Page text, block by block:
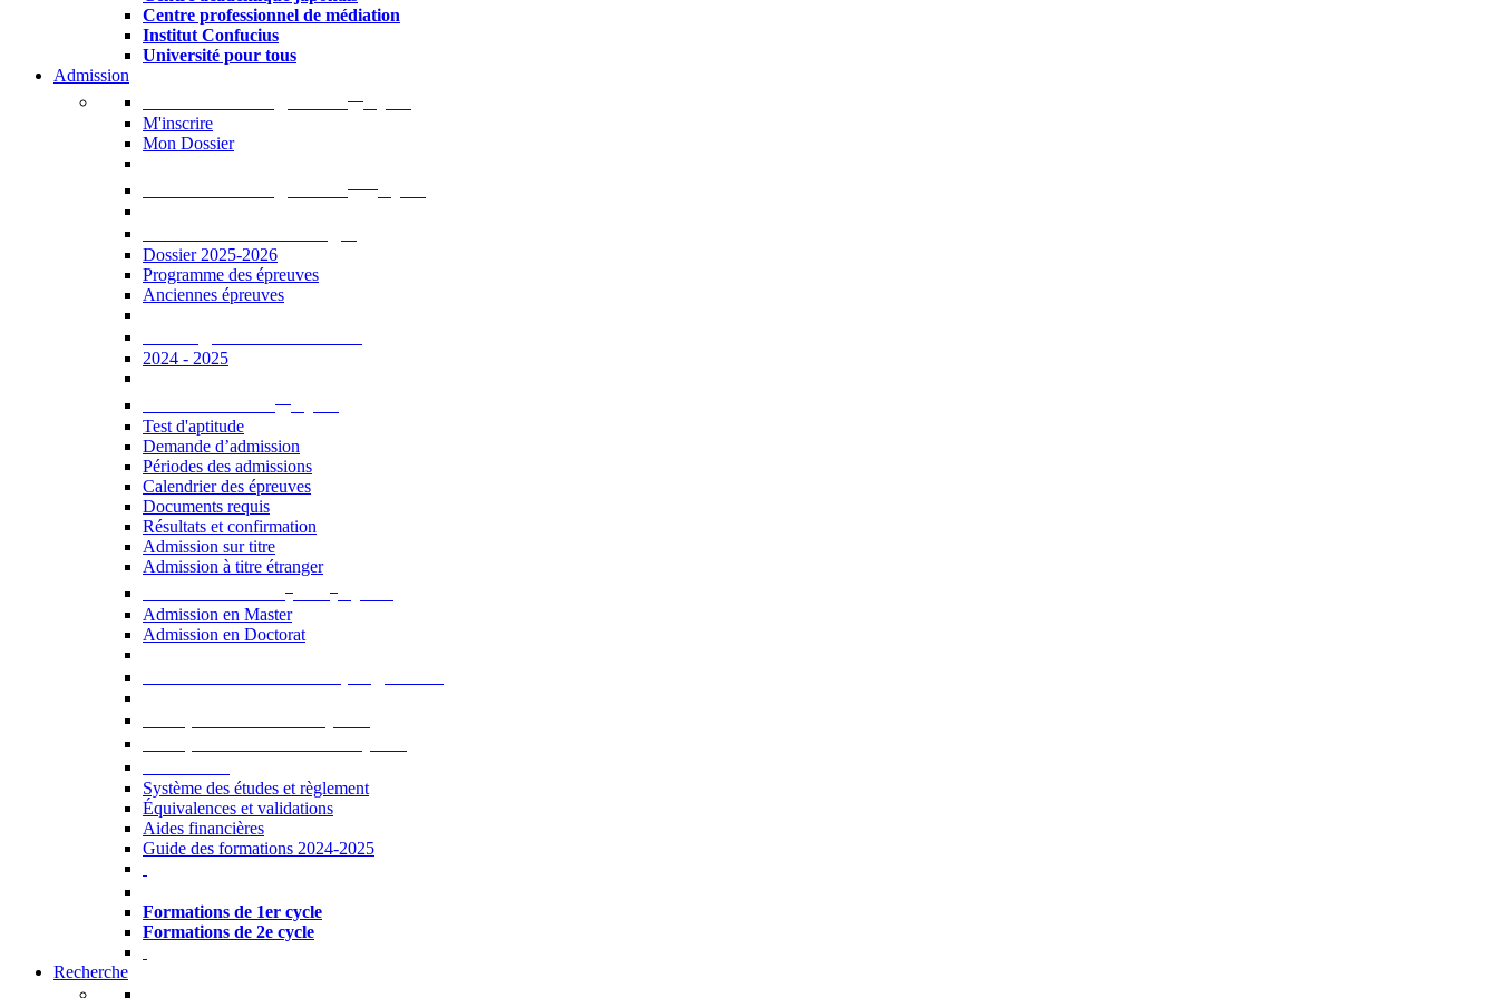
Centre professionnel de médiation
Institut Confucius
Université pour tous
Admission
M'inscrire
Mon Dossier
Dossier 2025-2026
Programme des épreuves
Anciennes épreuves
2024 - 2025
Test d'aptitude
Demande d’admission
Périodes des admissions
Calendrier des épreuves
Documents requis
Résultats et confirmation
Admission sur titre
Admission à titre étranger
Admission en Master
Admission en Doctorat
Système des études et règlement
Équivalences et validations
Aides financières
Guide des formations 2024-2025
Formations de 1er cycle
Formations de 2e cycle
Recherche